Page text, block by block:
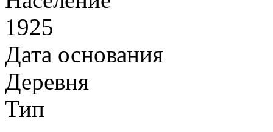
1925
Дата основания
Деревня
Тип